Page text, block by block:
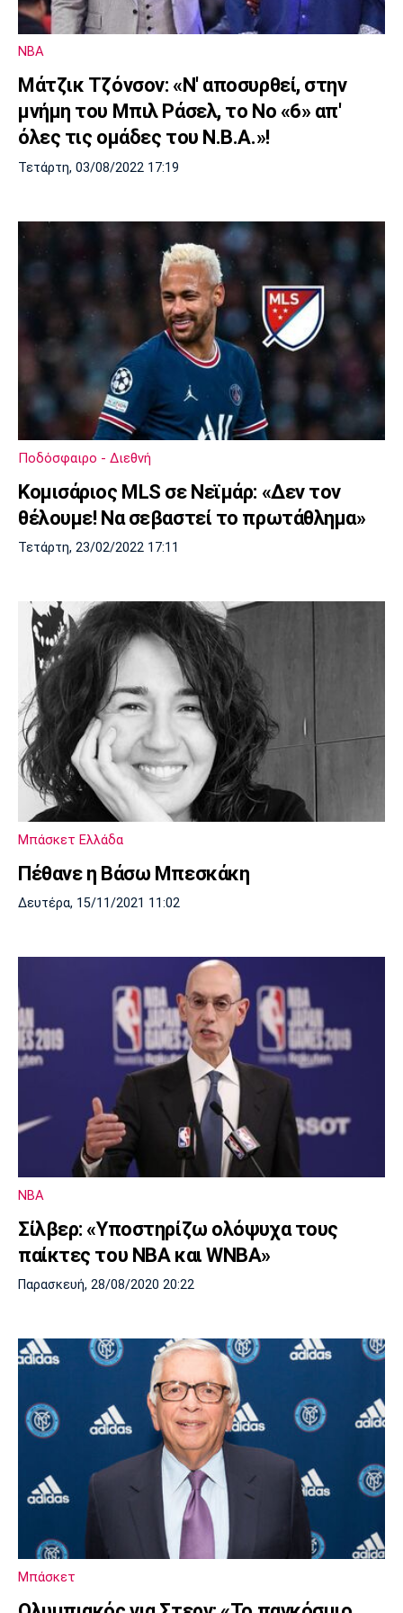
Πολιτισμός
Τραγούδια
Cine Spot
Running
Media
Παρασκήνιο
Πρόγραμμα TV
Ιωνικός Κηφισιά Πανσερραϊκός
Γιουνάιτεντ
Τσέλσι Άρσεναλ
Λίβερπουλ
Μάντσεστερ
Σίτι
Γιουβέντους
Ίντερ Μίλαν Μπάγερν
Μπορούσια
Ντόρτμουντ
Παρί Σεν
Ζερμέν
Μονακό
Ερυθρός
Αστέρας
Τότεναμ
NBA
Μάτζικ Τζόνσον: «Ν' αποσυρθεί, στην
μνήμη του Μπιλ Ράσελ, το Νο «6» απ'
όλες τις ομάδες του Ν.Β.Α.»!
Τετάρτη, 03/08/2022 17:19
Ποδόσφαιρο - Διεθνή
Κομισάριος MLS σε Νεϊμάρ: «Δεν τον
θέλουμε! Να σεβαστεί το πρωτάθλημα»
Τετάρτη, 23/02/2022 17:11
Μπάσκετ Ελλάδα
Πέθανε η Βάσω Μπεσκάκη
Δευτέρα, 15/11/2021 11:02
NBA
Σίλβερ: «Υποστηρίζω ολόψυχα τους
παίκτες του NBA και WNBA»
Παρασκευή, 28/08/2020 20:22
Μπάσκετ